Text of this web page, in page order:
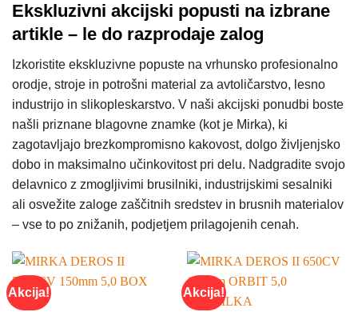
Ekskluzivni akcijski popusti na izbrane
artikle – le do razprodaje zalog
Izkoristite ekskluzivne popuste na vrhunsko profesionalno
orodje, stroje in potrošni material za avtoličarstvo, lesno
industrijo in slikopleskarstvo. V naši akcijski ponudbi boste
našli priznane blagovne znamke (kot je Mirka), ki
zagotavljajo brezkompromisno kakovost, dolgo življenjsko
dobo in maksimalno učinkovitost pri delu. Nadgradite svojo
delavnico z zmogljivimi brusilniki, industrijskimi sesalniki
ali osvežite zaloge zaščitnih sredstev in brusnih materialov
– vse to po znižanih, podjetjem prilagojenih cenah.
Akcija! Akcija!